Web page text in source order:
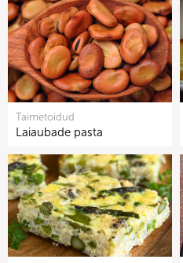
Taimetoidud
Laiaubade pasta